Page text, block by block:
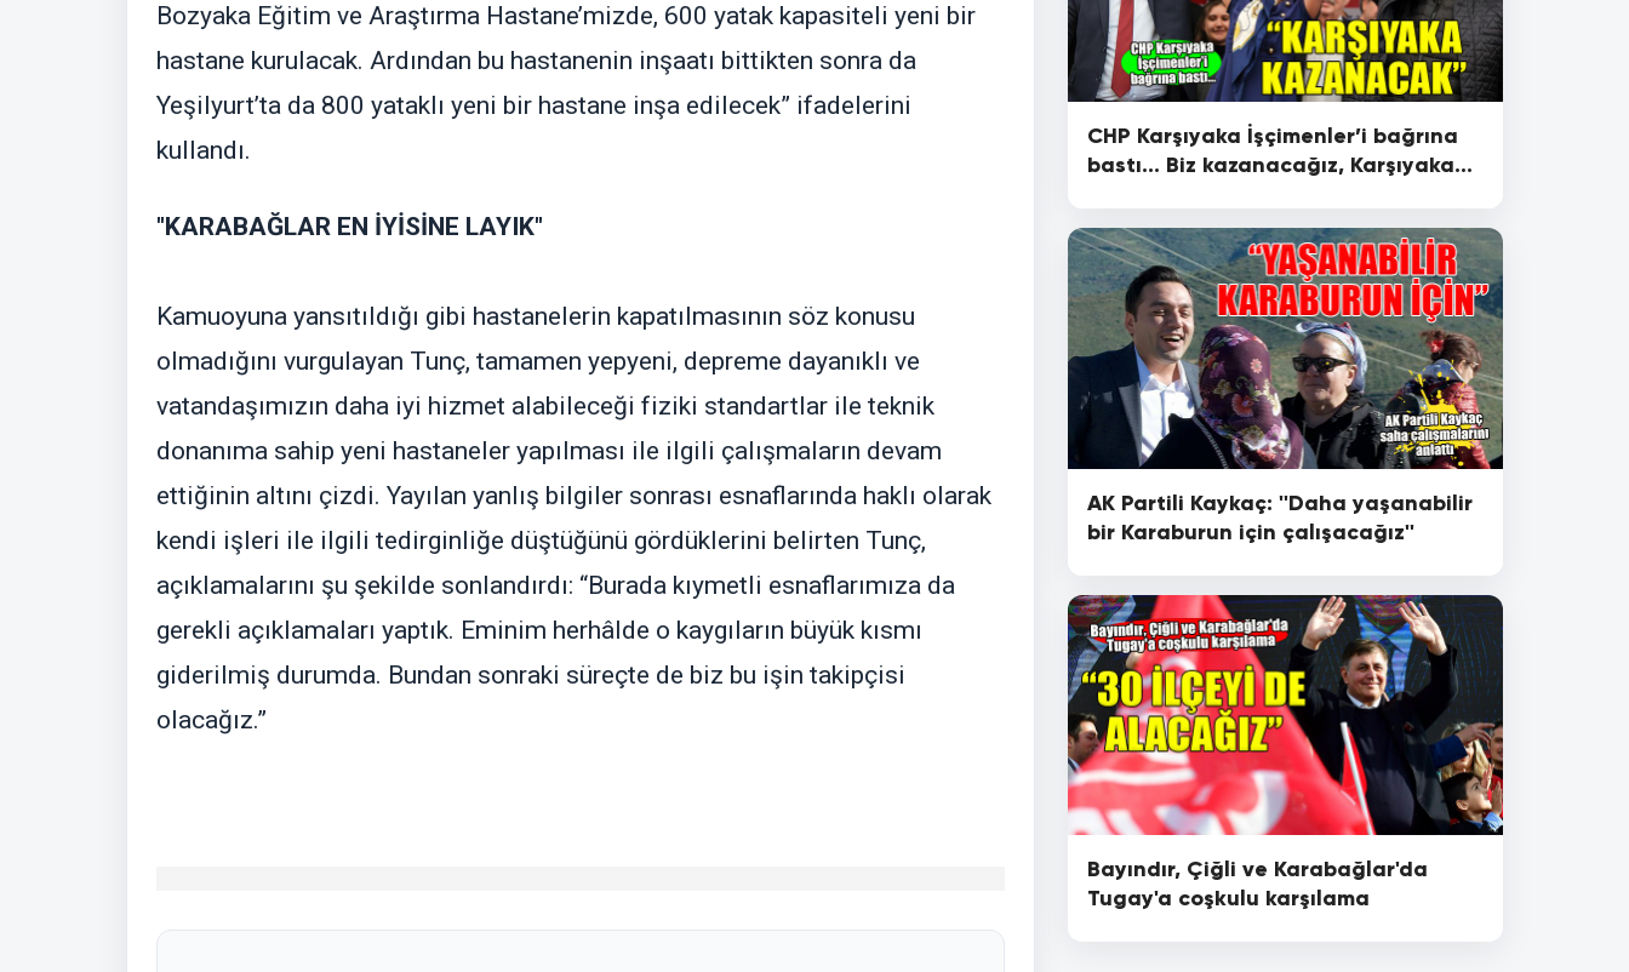
Bozyaka Eğitim ve Araştırma Hastane’mizde, 600 yatak kapasiteli yeni bir
hastane kurulacak. Ardından bu hastanenin inşaatı bittikten sonra da
Yeşilyurt’ta da 800 yataklı yeni bir hastane inşa edilecek” ifadelerini
kullandı.
"KARABAĞLAR EN İYİSİNE LAYIK"
Kamuoyuna yansıtıldığı gibi hastanelerin kapatılmasının söz konusu
olmadığını vurgulayan Tunç, tamamen yepyeni, depreme dayanıklı ve
vatandaşımızın daha iyi hizmet alabileceği fiziki standartlar ile teknik
donanıma sahip yeni hastaneler yapılması ile ilgili çalışmaların devam
ettiğinin altını çizdi. Yayılan yanlış bilgiler sonrası esnaflarında haklı olarak
kendi işleri ile ilgili tedirginliğe düştüğünü gördüklerini belirten Tunç,
açıklamalarını şu şekilde sonlandırdı: “Burada kıymetli esnaflarımıza da
gerekli açıklamaları yaptık. Eminim herhâlde o kaygıların büyük kısmı
giderilmiş durumda. Bundan sonraki süreçte de biz bu işin takipçisi
olacağız.”
CHP Karşıyaka İşçimenler’i bağrına
bastı... Biz kazanacağız, Karşıyaka
AK Partili Kaykaç: ''Daha yaşanabilir
bir Karaburun için çalışacağız''
Bayındır, Çiğli ve Karabağlar'da
Tugay'a coşkulu karşılama